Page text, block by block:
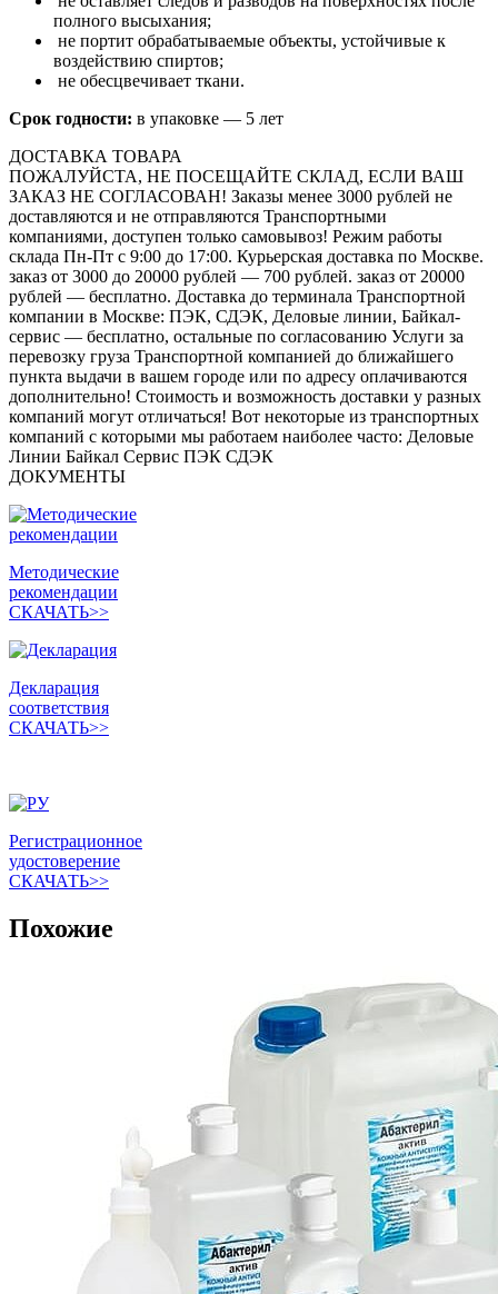
полного высыхания;
не портит обрабатываемые объекты, устойчивые к
воздействию спиртов;
не обесцвечивает ткани.
Срок годности: в упаковке — 5 лет
ДОСТАВКА ТОВАРА
ПОЖАЛУЙСТА, НЕ ПОСЕЩАЙТЕ СКЛАД, ЕСЛИ ВАШ
ЗАКАЗ НЕ СОГЛАСОВАН! Заказы менее 3000 рублей не
доставляются и не отправляются Транспортными
компаниями, доступен только самовывоз! Режим работы
склада Пн-Пт с 9:00 до 17:00. Курьерская доставка по Москве.
заказ от 3000 до 20000 рублей — 700 рублей. заказ от 20000
рублей — бесплатно. Доставка до терминала Транспортной
компании в Москве: ПЭК, СДЭК, Деловые линии, Байкал-
сервис — бесплатно, остальные по согласованию Услуги за
перевозку груза Транспортной компанией до ближайшего
пункта выдачи в вашем городе или по адресу оплачиваются
дополнительно! Стоимость и возможность доставки у разных
компаний могут отличаться! Вот некоторые из транспортных
компаний с которыми мы работаем наиболее часто: Деловые
Линии Байкал Сервис ПЭК СДЭК
ДОКУМЕНТЫ
Методические
рекомендации
СКАЧАТЬ>>
Декларация
соответствия
СКАЧАТЬ>>
Регистрационное
удостоверение
СКАЧАТЬ>>
Похожие